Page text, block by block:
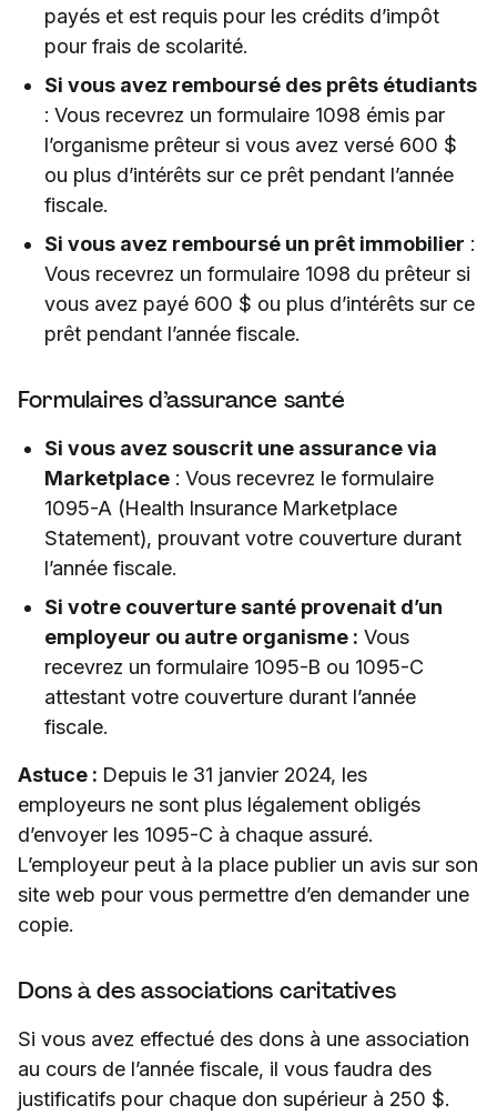
payés et est requis pour les crédits d’impôt
pour frais de scolarité.
Si vous avez remboursé des prêts étudiants
: Vous recevrez un formulaire 1098 émis par
l’organisme prêteur si vous avez versé 600 $
ou plus d’intérêts sur ce prêt pendant l’année
fiscale.
Si vous avez remboursé un prêt immobilier :
Vous recevrez un formulaire 1098 du prêteur si
vous avez payé 600 $ ou plus d’intérêts sur ce
prêt pendant l’année fiscale.
Formulaires d’assurance santé
Si vous avez souscrit une assurance via
Marketplace : Vous recevrez le formulaire
1095-A (Health Insurance Marketplace
Statement), prouvant votre couverture durant
l’année fiscale.
Si votre couverture santé provenait d’un
employeur ou autre organisme : Vous
recevrez un formulaire 1095-B ou 1095-C
attestant votre couverture durant l’année
fiscale.
Astuce : Depuis le 31 janvier 2024, les
employeurs ne sont plus légalement obligés
d’envoyer les 1095-C à chaque assuré.
L’employeur peut à la place publier un avis sur son
site web pour vous permettre d’en demander une
copie.
Dons à des associations caritatives
Si vous avez effectué des dons à une association
au cours de l’année fiscale, il vous faudra des
justificatifs pour chaque don supérieur à 250 $.